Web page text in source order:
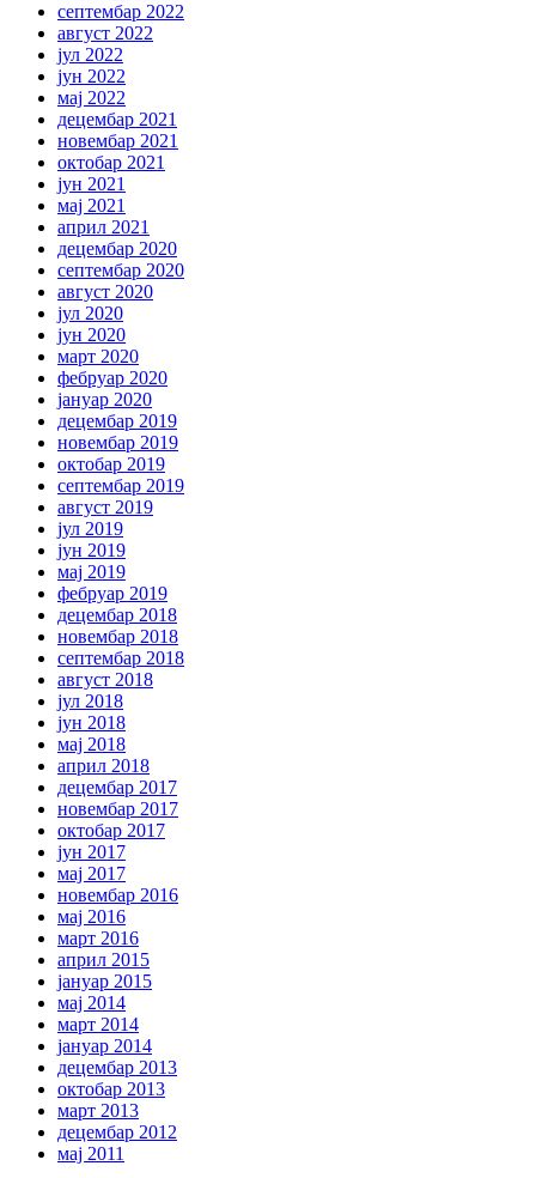
септембар 2022
август 2022
јул 2022
јун 2022
мај 2022
децембар 2021
новембар 2021
октобар 2021
јун 2021
мај 2021
април 2021
децембар 2020
септембар 2020
август 2020
јул 2020
јун 2020
март 2020
фебруар 2020
јануар 2020
децембар 2019
новембар 2019
октобар 2019
септембар 2019
август 2019
јул 2019
јун 2019
мај 2019
фебруар 2019
децембар 2018
новембар 2018
септембар 2018
август 2018
јул 2018
јун 2018
мај 2018
април 2018
децембар 2017
новембар 2017
октобар 2017
јун 2017
мај 2017
новембар 2016
мај 2016
март 2016
април 2015
јануар 2015
мај 2014
март 2014
јануар 2014
децембар 2013
октобар 2013
март 2013
децембар 2012
мај 2011